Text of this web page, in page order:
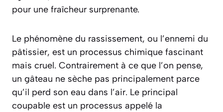
pour une fraîcheur surprenante.
Le phénomène du rassissement, ou l’ennemi du
pâtissier, est un processus chimique fascinant
mais cruel. Contrairement à ce que l’on pense,
un gâteau ne sèche pas principalement parce
qu’il perd son eau dans l’air. Le principal
coupable est un processus appelé la